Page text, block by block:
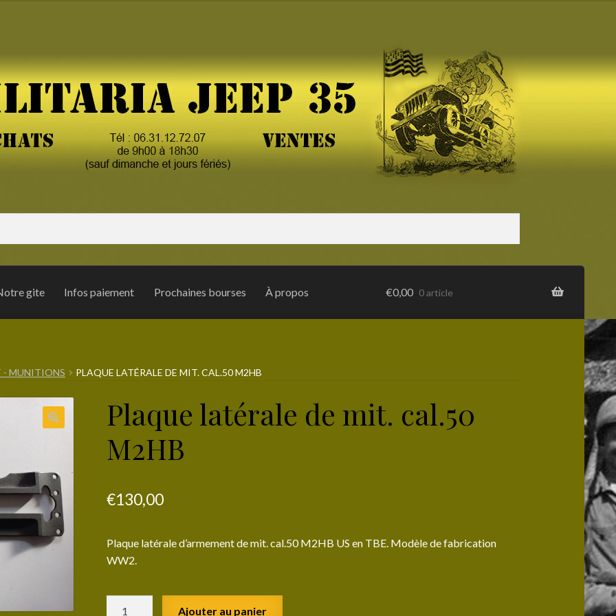
gite Infos paiement Prochaines bourses À propos €0,00 0 article
- MUNITIONS PLAQUE LATÉRALE DE MIT. CAL.50 M2HB
Plaque latérale de mit. cal.50
M2HB
€130,00
Plaque latérale d’armement de mit. cal.50 M2HB US en TBE. Modèle de fabrication
WW2.
Ajouter au panier